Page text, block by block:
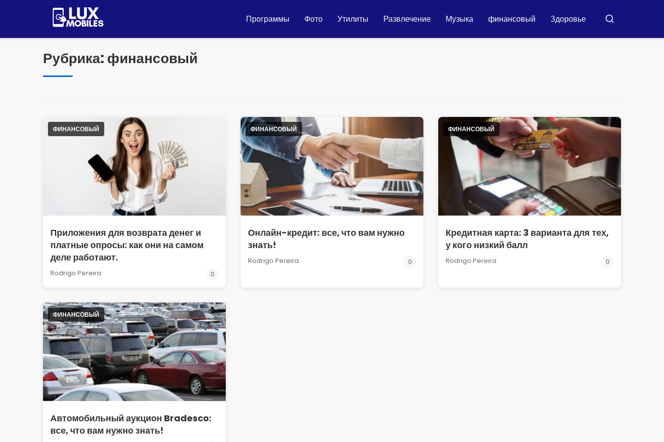
Программы Фото Утилиты Развлечение Музыка финансовый Здоровье Бускар
Рубрика: финансовый
ФИНАНСОВЫЙ
Приложения для возврата денег и
платные опросы: как они на самом
деле работают.
Rodrigo Pereira 0
ФИНАНСОВЫЙ
Онлайн-кредит: все, что вам нужно
знать!
Rodrigo Pereira 0
ФИНАНСОВЫЙ
Кредитная карта: 3 варианта для тех,
у кого низкий балл
Rodrigo Pereira 0
ФИНАНСОВЫЙ
Автомобильный аукцион Bradesco:
все, что вам нужно знать!